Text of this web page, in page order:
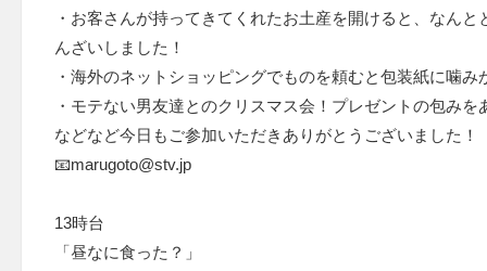
・お客さんが持ってきてくれたお土産を開けると、なん
んざいしました！
・海外のネットショッピングでものを頼むと包装紙に噛
・モテない男友達とのクリスマス会！プレゼントの包み
などなど今日もご参加いただきありがとうございました！
📧marugoto@stv.jp
13時台
「昼なに食った？」